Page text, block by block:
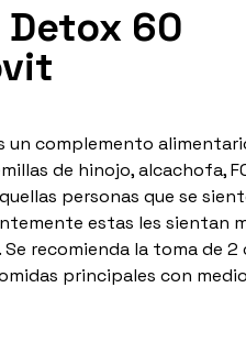
60
un complemento
de hinojo, alcachofa,
personas que se
estas les sientan
recomienda la toma de 2
principales con